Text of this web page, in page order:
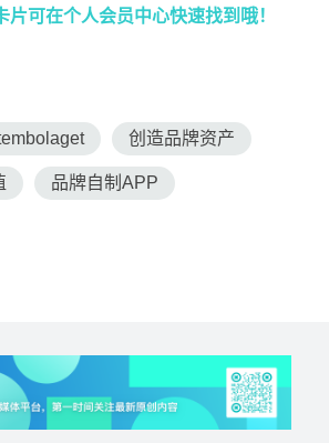
片可在个人会员中心快速找到哦！
创造品牌资产
品牌自制APP